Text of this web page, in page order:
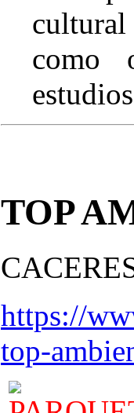
como
TOP
https://
top-